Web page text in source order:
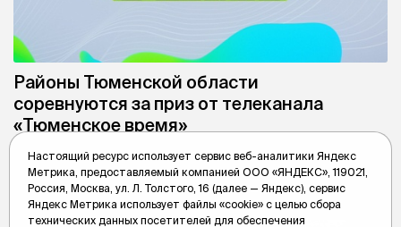
Районы Тюменской области
соревнуются за приз от телеканала
«Тюменское время»
Самые активные зрители также получат памятные подарки.
Вслух.ру 28 июля 2023, 08:47
Настоящий ресурс использует сервис веб-аналитики Яндекс
Метрика, предоставляемый компанией ООО «ЯНДЕКС», 119021,
Россия, Москва, ул. Л. Толстого, 16 (далее — Яндекс), сервис
Яндекс Метрика использует файлы «cookie» с целью сбора
технических данных посетителей для обеспечения